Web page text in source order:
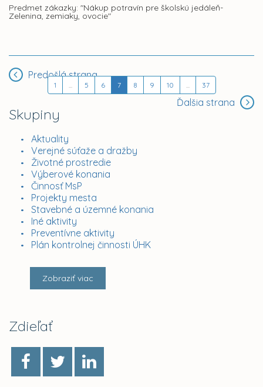
Skupiny
Aktuality
Verejné súťaže a dražby
Životné prostredie
Výberové konania
Činnosť MsP
Projekty mesta
Stavebné a územné konania
Iné aktivity
Preventívne aktivity
Plán kontrolnej činnosti ÚHK
Zobraziť viac
Zdieľať
Predmet zákazky: "Nákup potravín pre školskú jedáleň-
Zelenina, zemiaky, ovocie"
Predošlá strana
1 5 6 7 8 9 10 37
Ďalšia strana